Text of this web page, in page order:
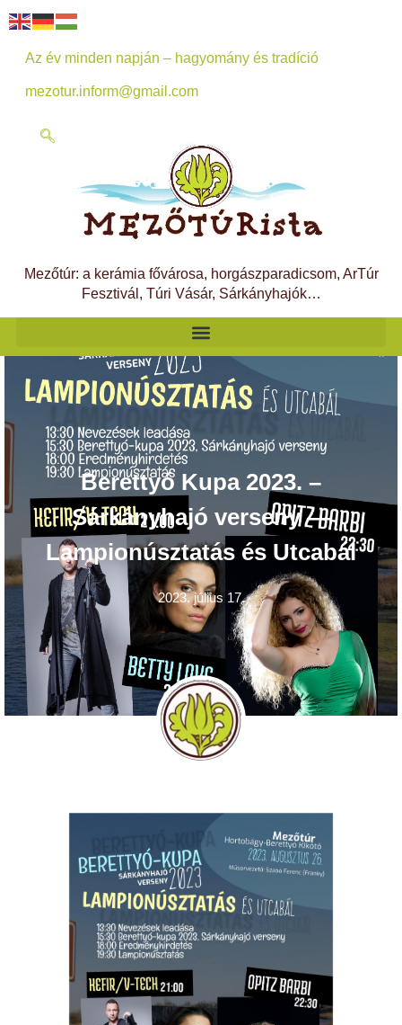
Az év minden napján – hagyomány és tradíció
mezotur.inform@gmail.com
Mezőtúr: a kerámia fővárosa, horgászparadicsom, ArTúr
Fesztivál, Túri Vásár, Sárkányhajók…
Berettyó Kupa 2023. –
Sárkányhajó verseny —
Lampionúsztatás és Utcabál
2023. július 17.